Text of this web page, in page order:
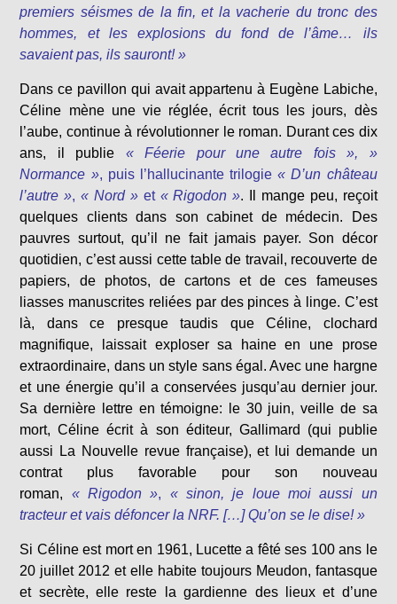
premiers séismes de la fin, et la vacherie du tronc des
hommes, et les explosions du fond de l’âme… ils
savaient pas, ils sauront! »
Dans ce pavillon qui avait appartenu à Eugène Labiche,
Céline mène une vie réglée, écrit tous les jours, dès
l’aube, continue à révolutionner le roman. Durant ces dix
ans, il publie
« Féerie pour une autre fois », »
Normance », puis l’hallucinante trilogie« D’un château
l’autre »,« Nord »et « Rigodon ». Il mange peu, reçoit
quelques clients dans son cabinet de médecin. Des
pauvres surtout, qu’il ne fait jamais payer. Son décor
quotidien, c’est aussi cette table de travail, recouverte de
papiers, de photos, de cartons et de ces fameuses
liasses manuscrites reliées par des pinces à linge. C’est
là, dans ce presque taudis que Céline, clochard
magnifique, laissait exploser sa haine en une prose
extraordinaire, dans un style sans égal. Avec une hargne
et une énergie qu’il a conservées jusqu’au dernier jour.
Sa dernière lettre en témoigne: le 30 juin, veille de sa
mort, Céline écrit à son éditeur, Gallimard (qui publie
aussi La Nouvelle revue française), et lui demande un
contrat plus favorable pour son nouveau
roman,
« Rigodon », « sinon, je loue moi aussi un
tracteur et vais défoncer la NRF. […] Qu’on se le dise! »
Si Céline est mort en 1961, Lucette a fêté ses 100 ans le
20 juillet 2012 et elle habite toujours Meudon, fantasque
et secrète, elle reste la gardienne des lieux et d’une